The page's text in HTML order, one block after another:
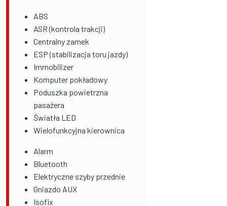
ABS
ASR (kontrola trakcji)
Centralny zamek
ESP (stabilizacja toru jazdy)
Immobilizer
Komputer pokładowy
Poduszka powietrzna
pasażera
Światła LED
Wielofunkcyjna kierownica
Alarm
Bluetooth
Elektryczne szyby przednie
Gniazdo AUX
Isofix